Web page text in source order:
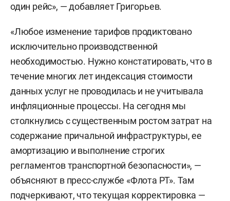
один рейс», — добавляет Григорьев.
«Любое изменение тарифов продиктовано
исключительно производственной
необходимостью. Нужно констатировать, что в
течение многих лет индексация стоимости
данных услуг не проводилась и не учитывала
инфляционные процессы. На сегодня мы
столкнулись с существенным ростом затрат на
содержание причальной инфраструктуры, ее
амортизацию и выполнение строгих
регламентов транспортной безопасности», —
объясняют в пресс-службе «Флота РТ». Там
подчеркивают, что текущая корректировка —